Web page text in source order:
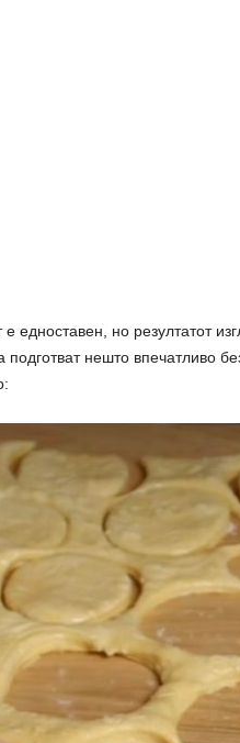
е едноставен, но резултатот
подготват нешто впечатливо